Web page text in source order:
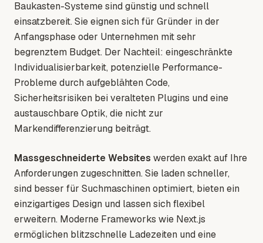
Baukasten-Systeme sind günstig und schnell
einsatzbereit. Sie eignen sich für Gründer in der
Anfangsphase oder Unternehmen mit sehr
begrenztem Budget. Der Nachteil: eingeschränkte
Individualisierbarkeit, potenzielle Performance-
Probleme durch aufgeblähten Code,
Sicherheitsrisiken bei veralteten Plugins und eine
austauschbare Optik, die nicht zur
Markendifferenzierung beiträgt.
Massgeschneiderte Websites werden exakt auf Ihre
Anforderungen zugeschnitten. Sie laden schneller,
sind besser für Suchmaschinen optimiert, bieten ein
einzigartiges Design und lassen sich flexibel
erweitern. Moderne Frameworks wie Next.js
ermöglichen blitzschnelle Ladezeiten und eine